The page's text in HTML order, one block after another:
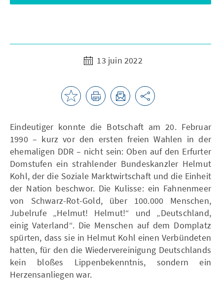
13 juin 2022
Eindeutiger konnte die Botschaft am 20. Februar
1990 – kurz vor den ersten freien Wahlen in der
ehemaligen DDR – nicht sein: Oben auf den Erfurter
Domstufen ein strahlender Bundeskanzler Helmut
Kohl, der die Soziale Marktwirtschaft und die Einheit
der Nation beschwor. Die Kulisse: ein Fahnenmeer
von Schwarz-Rot-Gold, über 100.000 Menschen,
Jubelrufe „Helmut! Helmut!“ und „Deutschland,
einig Vaterland“. Die Menschen auf dem Domplatz
spürten, dass sie in Helmut Kohl einen Verbündeten
hatten, für den die Wiedervereinigung Deutschlands
kein bloßes Lippenbekenntnis, sondern ein
Herzensanliegen war.